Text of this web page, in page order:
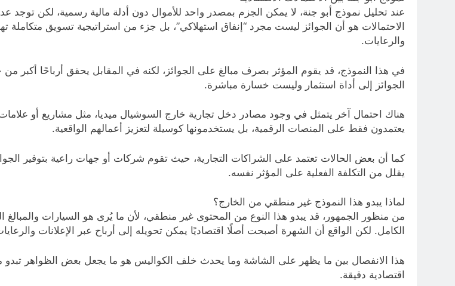
عند تحليل نموذج أبو جنة، لا يمكن الجزم بمصدر واحد للأموال دون أدلة مالية رسمية، لكن توجد
الاحتمالات هو أن الجوائز ليست مجرد “إنفاق استهلاكي”، بل جزء من استراتيجية تسويق متكاملة
والرعايات.
في هذا النموذج، قد يقوم المؤثر بصرف مبالغ على الجوائز، لكنه في المقابل يحقق أرباحًا أكبر من
الجوائز إلى أداة استثمار وليست خسارة مباشرة.
هناك احتمال آخر يتمثل في وجود مصادر دخل تجارية خارج السوشيال ميديا، مثل مشاريع أو
يعتمدون فقط على المنصات الرقمية، بل يستخدمونها كوسيلة لتعزيز أعمالهم الواقعية.
كما أن بعض الحالات تعتمد على الشراكات التجارية، حيث تقوم شركات أو جهات راعية بتوفير
يقلل من التكلفة الفعلية على المؤثر نفسه.
لماذا يبدو هذا النموذج غير منطقي من الخارج؟
من منظور الجمهور، قد يبدو هذا النوع من المحتوى غير منطقي، لأن ما يُرى هو السيارات والمبالغ
الكامل. لكن الواقع أن الشهرة أصبحت أصلًا اقتصاديًا يمكن تحويله إلى أرباح عبر الإعلانات
هذا الانفصال بين ما يظهر على الشاشة وما يحدث خلف الكواليس هو ما يجعل بعض الظواهر تبدو
اقتصادية دقيقة.